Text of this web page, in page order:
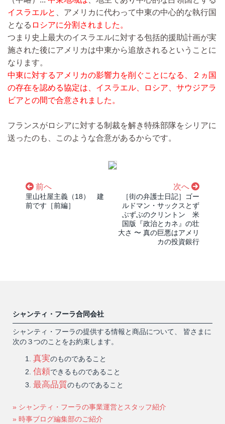
イスラエルと
、アメリカに代わって中東の中心的な執行国
となる ロシアに分割されました。
つまり史上最大のイスラエルに対する包括的援助計画が実
施された後にアメリカは中東から追放されるということに
なります。
中東に対するアメリカの影響力を削ぐことになる、２ヵ国
の存在を認める協定は、イスラエル、ロシア、サウジアラ
ビアとの間で合意されました。
フランスがロシアに対する制裁を解き特殊部隊をシリアに
送ったのも、このような合意があるからです。
前へ
里山社屋主義（18） 建
前です［前編］
次へ
［街の弁護士日記］ゴー
ルドマン・サックスとず
ぶずぶのクリントン 米
国版『政治とカネ』の壮
大さ 〜 真の巨悪はアメリ
カの投資銀行
シャンティ・フーラ合同会社
シャンティ・フーラの提供する情報と商品について、 皆さまに
次の３つのことをお約束します。
真実のものであること
信頼できるものであること
最高品質のものであること
» シャンティ・フーラの事業運営とスタッフ紹介
» 時事ブログ編集部のご紹介